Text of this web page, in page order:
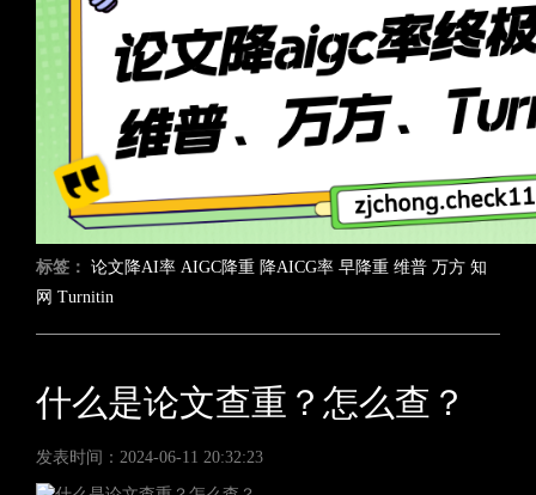
标签： 论文降AI率 AIGC降重 降AICG率 早降重 维普 万方 知
网 Turnitin
什么是论文查重？怎么查？
发表时间：2024-06-11 20:32:23